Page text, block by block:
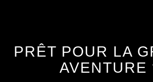
PRÊT POUR LA
AVENTURE